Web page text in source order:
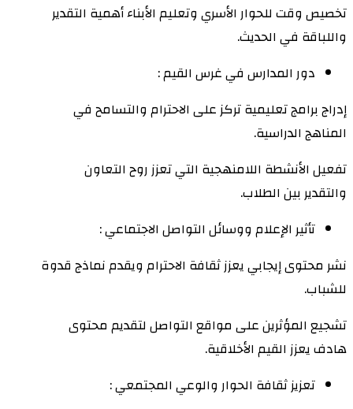
تخصيص وقت للحوار الأسري وتعليم الأبناء أهمية التقدير
واللباقة في الحديث.
دور المدارس في غرس القيم :
إدراج برامج تعليمية تركز على الاحترام والتسامح في
المناهج الدراسية.
تفعيل الأنشطة اللامنهجية التي تعزز روح التعاون
والتقدير بين الطلاب.
تأثير الإعلام ووسائل التواصل الاجتماعي :
نشر محتوى إيجابي يعزز ثقافة الاحترام ويقدم نماذج قدوة
للشباب.
تشجيع المؤثرين على مواقع التواصل لتقديم محتوى
هادف يعزز القيم الأخلاقية.
تعزيز ثقافة الحوار والوعي المجتمعي :